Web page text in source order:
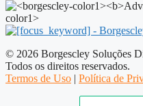
© 2026 Borgescley Soluções
Todos os direitos reservados.
Termos de Uso | Política de